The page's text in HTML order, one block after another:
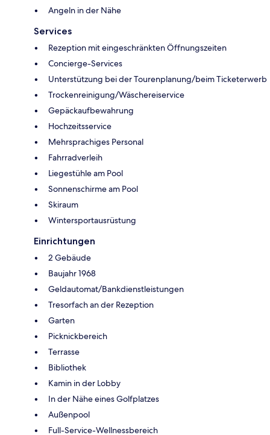
Angeln in der Nähe
Services
Rezeption mit eingeschränkten Öffnungszeiten
Concierge-Services
Unterstützung bei der Tourenplanung/beim Ticketerwerb
Trockenreinigung/Wäschereiservice
Gepäckaufbewahrung
Hochzeitsservice
Mehrsprachiges Personal
Fahrradverleih
Liegestühle am Pool
Sonnenschirme am Pool
Skiraum
Wintersportausrüstung
Einrichtungen
2 Gebäude
Baujahr 1968
Geldautomat/Bankdienstleistungen
Tresorfach an der Rezeption
Garten
Picknickbereich
Terrasse
Bibliothek
Kamin in der Lobby
In der Nähe eines Golfplatzes
Außenpool
Full-Service-Wellnessbereich